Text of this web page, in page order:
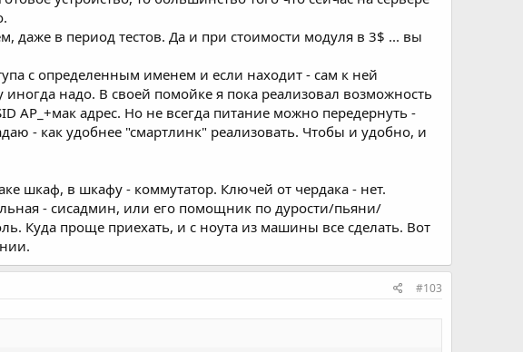
даже в период тестов. Да и при стоимости модуля в 3$ ... вы
с определенным именем и если находит - сам к ней
иногда надо. В своей помойке я пока реализовал возможность
AP_+мак адрес. Но не всегда питание можно передернуть -
- как удобнее "смартлинк" реализовать. Чтобы и удобно, и
шкаф, в шкафу - коммутатор. Ключей от чердака - нет.
- сисадмин, или его помощник по дурости/пьяни/
Куда проще приехать, и с ноута из машины все сделать. Вот
#103